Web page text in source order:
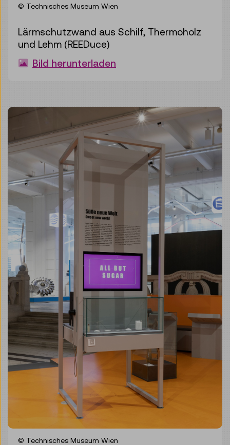
© Technisches Museum Wien
Lärmschutzwand aus Schilf, Thermoholz
und Lehm (REEDuce)
Bild herunterladen
© Technisches Museum Wien